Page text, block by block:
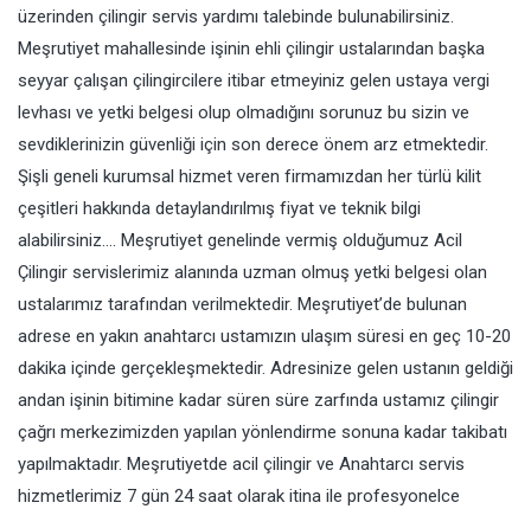
üzerinden çilingir servis yardımı talebinde bulunabilirsiniz.
Meşrutiyet mahallesinde işinin ehli çilingir ustalarından başka
seyyar çalışan çilingircilere itibar etmeyiniz gelen ustaya vergi
levhası ve yetki belgesi olup olmadığını sorunuz bu sizin ve
sevdiklerinizin güvenliği için son derece önem arz etmektedir.
Şişli geneli kurumsal hizmet veren firmamızdan her türlü kilit
çeşitleri hakkında detaylandırılmış fiyat ve teknik bilgi
alabilirsiniz…. Meşrutiyet genelinde vermiş olduğumuz Acil
Çilingir servislerimiz alanında uzman olmuş yetki belgesi olan
ustalarımız tarafından verilmektedir. Meşrutiyet’de bulunan
adrese en yakın anahtarcı ustamızın ulaşım süresi en geç 10-20
dakika içinde gerçekleşmektedir. Adresinize gelen ustanın geldiği
andan işinin bitimine kadar süren süre zarfında ustamız çilingir
çağrı merkezimizden yapılan yönlendirme sonuna kadar takibatı
yapılmaktadır. Meşrutiyetde acil çilingir ve Anahtarcı servis
hizmetlerimiz 7 gün 24 saat olarak itina ile profesyonelce